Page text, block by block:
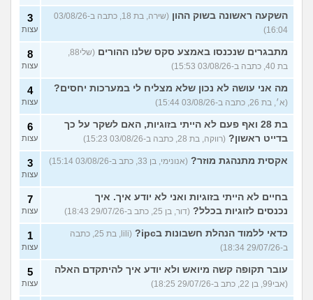
השקעה ראשונה בשוק ההון
(שירה, בת 18, כתבה ב-03/08/26
16:04)
3
עצות
מתבגרים שנכנסו באמצע סקס שלנו ההורים
(שלי88,
בת 40, כתבה ב-03/08/26 15:53)
8
עצות
מה אני עושה לא נכון שלא מצליח לי במערכות יחסים?
(א׳, בת 26, כתבה ב-03/08/26 15:44)
4
עצות
בת 28 ואף פעם לא הייתי בזוגיות, האם לשקר על כך
בדייט ראשון? (רווקה, בת 28, כתבה ב-03/08/26 15:23)
6
עצות
אקסית מתנהגת מוזר? (אנונימי, בן 33, כתב ב-03/08/26 15:14) 3
עצות
בחיים לא הייתי בזוגיות ואני לא יודע איך. איך
נכנסים לזוגיות בכלל? (דור, בן 25, כתב ב-29/07/26 18:43)
7
עצות
כדאי ללמוד הנהלת חשבונות בipc?
(lili, בת 25, כתבה
ב-29/07/26 18:34)
1
עצות
עובר תקופה קשה מיואש ולא יודע איך להיתקדם האלה
(אבי99, בן 22, כתב ב-29/07/26 18:25)
5
עצות